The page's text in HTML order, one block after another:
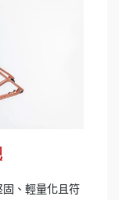
固、輕量化且符